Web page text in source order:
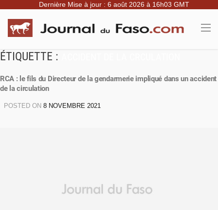
Dernière Mise à jour : 6 août 2026 à 16h03 GMT
ÉTIQUETTE :
RCA : le fils du Directeur de la gendarmerie impliqué dans un accident
de la circulation
POSTED ON 8 NOVEMBRE 2021